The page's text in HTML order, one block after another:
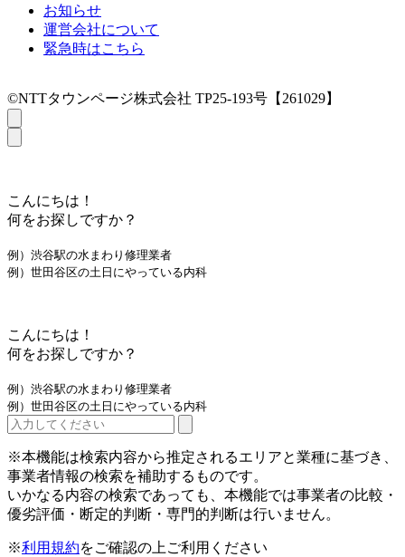
お知らせ
運営会社について
緊急時はこちら
©NTTタウンページ株式会社 TP25-193号【261029】
こんにちは！
何をお探しですか？
例）渋谷駅の水まわり修理業者
例）世田谷区の土日にやっている内科
こんにちは！
何をお探しですか？
例）渋谷駅の水まわり修理業者
例）世田谷区の土日にやっている内科
※本機能は検索内容から推定されるエリアと業種に基づき、
事業者情報の検索を補助するものです。
いかなる内容の検索であっても、本機能では事業者の比較・
優劣評価・断定的判断・専門的判断は行いません。
※利用規約をご確認の上ご利用ください